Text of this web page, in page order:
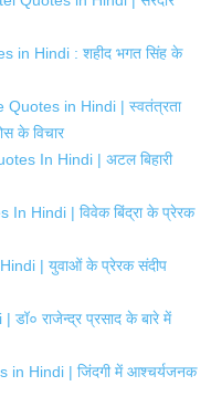
in Hindi : शहीद भगत सिंह के
in Hindi | स्वतंत्रता
के विचार
In Hindi | अटल बिहारी
Hindi | विवेक बिंद्रा के प्रेरक
| युवाओं के प्रेरक संदीप
राजेन्द्र प्रसाद के बारे में
Hindi | जिंदगी में आश्चर्यजनक